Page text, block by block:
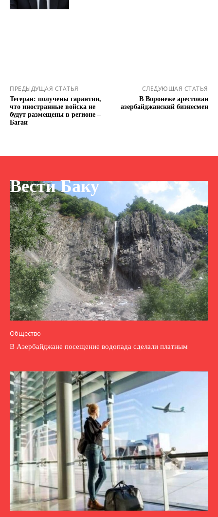
ПРЕДЫДУЩАЯ СТАТЬЯ
Тегеран: получены гарантии,
что иностранные войска не
будут размещены в регионе –
Багаи
СЛЕДУЮЩАЯ СТАТЬЯ
В Воронеже арестован
азербайджанский бизнесмен
Вести Баку
Общество
В Азербайджане посещение водопада сделали платным